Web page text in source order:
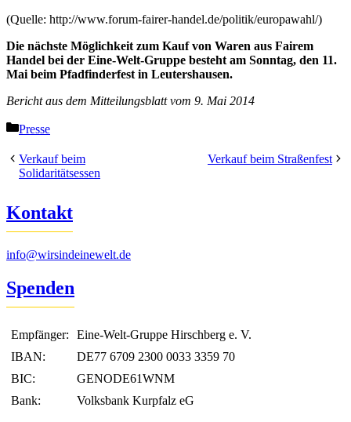
(Quelle: http://www.forum-fairer-handel.de/politik/europawahl/)
Die nächste Möglichkeit zum Kauf von Waren aus Fairem
Handel bei der Eine-Welt-Gruppe besteht am Sonntag, den 11.
Mai beim Pfadfinderfest in Leutershausen.
Bericht aus dem Mitteilungsblatt vom 9. Mai 2014
Kategorien
Presse
Verkauf beim
Solidaritätsessen
Verkauf beim Straßenfest
Kontakt
info@wirsindeinewelt.de
Spenden
Empfänger:
Eine-Welt-Gruppe Hirschberg e. V.
IBAN:
DE77 6709 2300 0033 3359 70
BIC:
GENODE61WNM
Bank:
Volksbank Kurpfalz eG